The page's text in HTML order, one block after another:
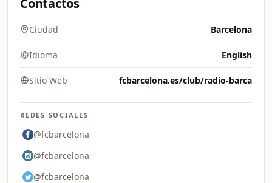
Contactos
Ciudad Barcelona
Idioma English
Sitio Web fcbarcelona.es/club/radio-barca
REDES SOCIALES
@fcbarcelona
@fcbarcelona
@fcbarcelona